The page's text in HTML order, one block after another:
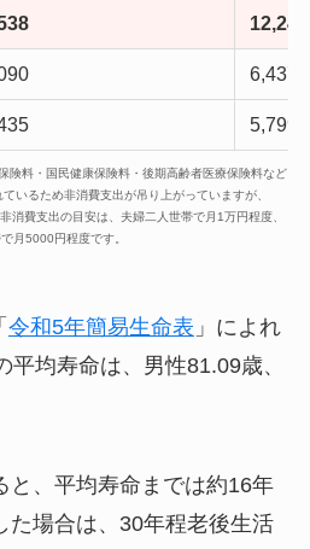
12,243
6,437
5,799
険料・国民健康保険料・後期高齢者医療保険料など
いるため非消費支出が吊り上がっていますが、
消費支出の目安は、夫婦二人世帯で月1万円程度、
月5000円程度です。
令和5年簡易生命表 」によれ
均寿命は、男性81.09歳、
と、平均寿命までは約16年
た場合は、30年程老後生活